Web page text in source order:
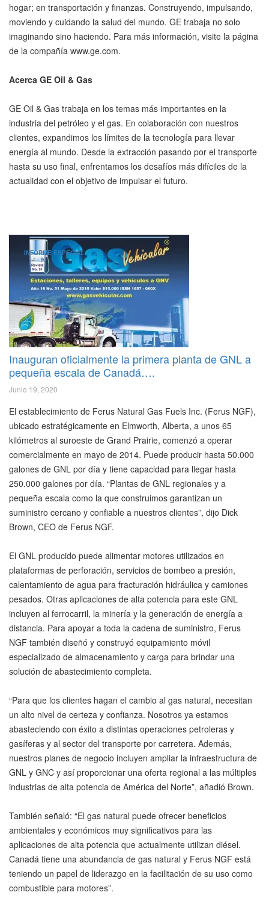
hogar; en transportación y finanzas. Construyendo, impulsando,
moviendo y cuidando la salud del mundo. GE trabaja no solo
imaginando sino haciendo. Para más información, visite la página
de la compañía www.ge.com.
Acerca GE Oil & Gas
GE Oil & Gas trabaja en los temas más importantes en la
industria del petróleo y el gas. En colaboración con nuestros
clientes, expandimos los límites de la tecnología para llevar
energía al mundo. Desde la extracción pasando por el transporte
hasta su uso final, enfrentamos los desafíos más difíciles de la
actualidad con el objetivo de impulsar el futuro.
INFORME ESPECIAL
Inauguran oficialmente la primera planta de GNL a
pequeña escala de Canadá….
Junio 19, 2020
El establecimiento de Ferus Natural Gas Fuels Inc. (Ferus NGF),
ubicado estratégicamente en Elmworth, Alberta, a unos 65
kilómetros al suroeste de Grand Prairie, comenzó a operar
comercialmente en mayo de 2014. Puede producir hasta 50.000
galones de GNL por día y tiene capacidad para llegar hasta
250.000 galones por día. “Plantas de GNL regionales y a
pequeña escala como la que construimos garantizan un
suministro cercano y confiable a nuestros clientes”, dijo Dick
Brown, CEO de Ferus NGF.
El GNL producido puede alimentar motores utilizados en
plataformas de perforación, servicios de bombeo a presión,
calentamiento de agua para fracturación hidráulica y camiones
pesados. Otras aplicaciones de alta potencia para este GNL
incluyen al ferrocarril, la minería y la generación de energía a
distancia. Para apoyar a toda la cadena de suministro, Ferus
NGF también diseñó y construyó equipamiento móvil
especializado de almacenamiento y carga para brindar una
solución de abastecimiento completa.
“Para que los clientes hagan el cambio al gas natural, necesitan
un alto nivel de certeza y confianza. Nosotros ya estamos
abasteciendo con éxito a distintas operaciones petroleras y
gasíferas y al sector del transporte por carretera. Además,
nuestros planes de negocio incluyen ampliar la infraestructura de
GNL y GNC y así proporcionar una oferta regional a las múltiples
industrias de alta potencia de América del Norte”, añadió Brown.
También señaló: “El gas natural puede ofrecer beneficios
ambientales y económicos muy significativos para las
aplicaciones de alta potencia que actualmente utilizan diésel.
Canadá tiene una abundancia de gas natural y Ferus NGF está
teniendo un papel de liderazgo en la facilitación de su uso como
combustible para motores”.